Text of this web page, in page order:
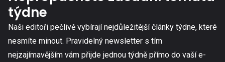
týdne
Naši editoři pečlivě vybírají nejdůležitější články týdne, které
nesmíte minout. Pravidelný newsletter s tím
nejzajímavějším vám přijde jednou týdně přímo do vaší e-